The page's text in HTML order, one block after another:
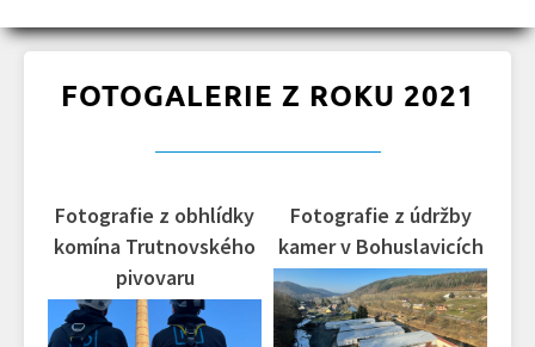
FOTOGALERIE Z ROKU 2021
Fotografie z obhlídky
komína Trutnovského
pivovaru
Fotografie z údržby
kamer v Bohuslavicích